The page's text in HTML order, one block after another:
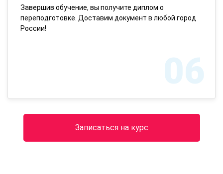
Завершив обучение, вы получите диплом о
переподготовке. Доставим документ в любой город
России!
06
Записаться на курс